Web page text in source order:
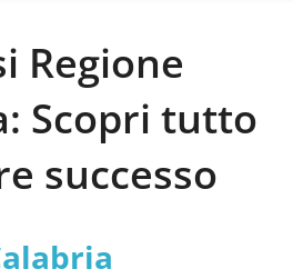
Regione
Scopri tutto
successo